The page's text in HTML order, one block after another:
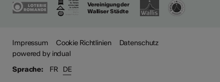
Vereinigung der
Walliser Städte
Impressum Cookie Richtlinien
Datenschutz
powered by indual
Sprache:
FR DE